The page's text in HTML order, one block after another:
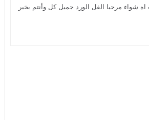
شواء مرحبا الفل الورد جميل كل وأنتم بخير